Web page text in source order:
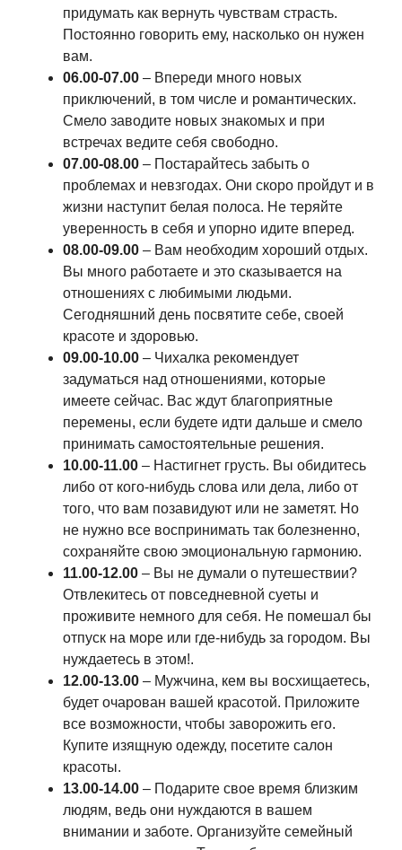
придумать как вернуть чувствам страсть.
Постоянно говорить ему, насколько он нужен
вам.
06.00-07.00 – Впереди много новых
приключений, в том числе и романтических.
Смело заводите новых знакомых и при
встречах ведите себя свободно.
07.00-08.00 – Постарайтесь забыть о
проблемах и невзгодах. Они скоро пройдут и в
жизни наступит белая полоса. Не теряйте
уверенность в себя и упорно идите вперед.
08.00-09.00 – Вам необходим хороший отдых.
Вы много работаете и это сказывается на
отношениях с любимыми людьми.
Сегодняшний день посвятите себе, своей
красоте и здоровью.
09.00-10.00 – Чихалка рекомендует
задуматься над отношениями, которые
имеете сейчас. Вас ждут благоприятные
перемены, если будете идти дальше и смело
принимать самостоятельные решения.
10.00-11.00 – Настигнет грусть. Вы обидитесь
либо от кого-нибудь слова или дела, либо от
того, что вам позавидуют или не заметят. Но
не нужно все воспринимать так болезненно,
сохраняйте свою эмоциональную гармонию.
11.00-12.00 – Вы не думали о путешествии?
Отвлекитесь от повседневной суеты и
проживите немного для себя. Не помешал бы
отпуск на море или где-нибудь за городом. Вы
нуждаетесь в этом!.
12.00-13.00 – Мужчина, кем вы восхищаетесь,
будет очарован вашей красотой. Приложите
все возможности, чтобы заворожить его.
Купите изящную одежду, посетите салон
красоты.
13.00-14.00 – Подарите свое время близким
людям, ведь они нуждаются в вашем
внимании и заботе. Организуйте семейный